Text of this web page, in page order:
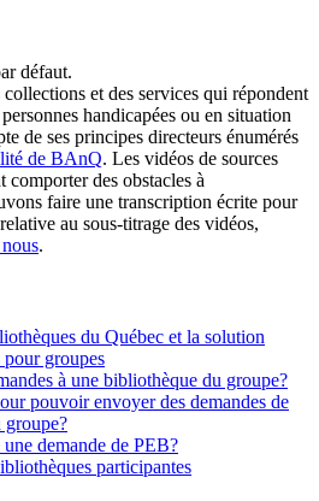
défaut.
et des services qui répondent
handicapées ou en situation
de ses principes directeurs énumérés
de BAnQ. Les vidéos de sources
des obstacles à
faire une transcription écrite pour
au sous-titrage des vidéos,
.
du Québec et la solution
pour groupes
à une bibliothèque du groupe?
pouvoir envoyer des demandes de
groupe?
demande de PEB?
participantes